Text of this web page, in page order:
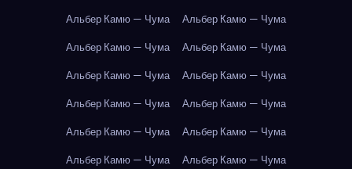
Альбер Камю — Чума
Альбер Камю — Чума
Альбер Камю — Чума
Альбер Камю — Чума
Альбер Камю — Чума
Альбер Камю — Чума
Альбер Камю — Чума
Альбер Камю — Чума
Альбер Камю — Чума
Альбер Камю — Чума
Альбер Камю — Чума
Альбер Камю — Чума